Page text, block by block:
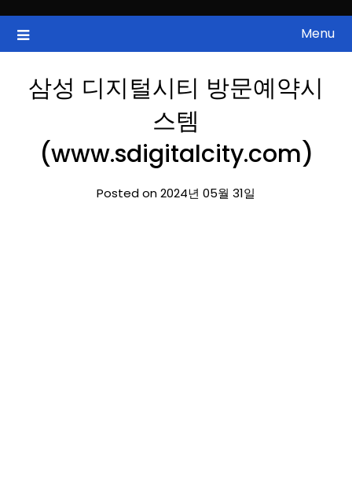
content
ZAN 주식정보
국내증시, 해외증시, 급등주, 낙폭과대, 골든크로스, 상한가, 하한가 등
의 주식 정보.
Menu
삼성 디지털시티 방문예약시
스템
(www.sdigitalcity.com)
Posted on 2024년 05월 31일